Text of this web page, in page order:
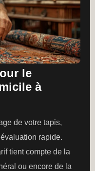
le
à
de votre tapis,
rapide.
tient compte de la
ou encore de la